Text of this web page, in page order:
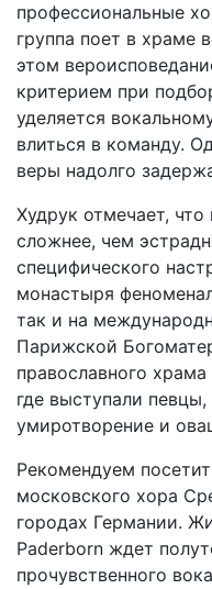
профессиональные
группа поет в храме
этом
критерием при
уделяется
влиться в команду.
веры надолго
Худрук отмечает,
сложнее, чем
специфического
монастыря
так и на
Парижской
православного
где выступали
умиротворение и
Рекомендуем
московского хора
городах Германии.
Paderborn ждет
прочувственного